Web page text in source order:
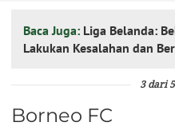
Baca Juga: Liga Belanda:
Lakukan Kesalahan dan
3 dari
Borneo FC